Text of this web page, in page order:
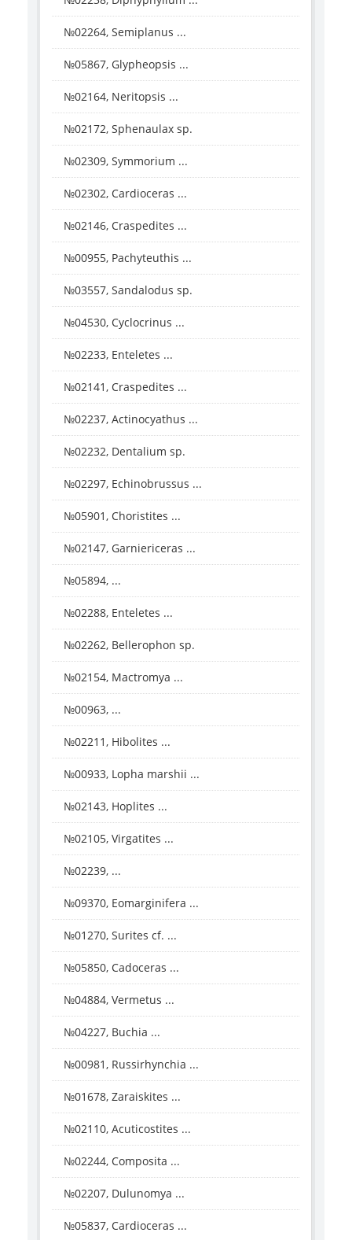
№02264, Semiplanus ...
№05867, Glypheopsis ...
№02164, Neritopsis ...
№02172, Sphenaulax sp.
№02309, Symmorium ...
№02302, Cardioceras ...
№02146, Craspedites ...
№00955, Pachyteuthis ...
№03557, Sandalodus sp.
№04530, Cyclocrinus ...
№02233, Enteletes ...
№02141, Craspedites ...
№02237, Actinocyathus ...
№02232, Dentalium sp.
№02297, Echinobrussus ...
№05901, Choristites ...
№02147, Garniericeras ...
№05894, ...
№02288, Enteletes ...
№02262, Bellerophon sp.
№02154, Mactromya ...
№00963, ...
№02211, Hibolites ...
№00933, Lopha marshii ...
№02143, Hoplites ...
№02105, Virgatites ...
№02239, ...
№09370, Eomarginifera ...
№01270, Surites cf. ...
№05850, Cadoceras ...
№04884, Vermetus ...
№04227, Buchia ...
№00981, Russirhynchia ...
№01678, Zaraiskites ...
№02110, Acuticostites ...
№02244, Composita ...
№02207, Dulunomya ...
№05837, Cardioceras ...